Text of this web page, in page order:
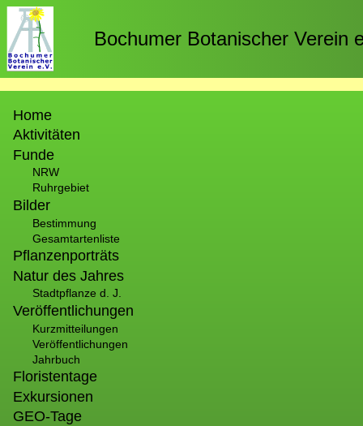
Direkt
zum
Inhalt
Bochumer Botanischer Verein
Home
Aktivitäten
Funde
NRW
Ruhrgebiet
Bilder
Bestimmung
Gesamtartenliste
Pflanzenporträts
Natur des Jahres
Stadtpflanze d. J.
Veröffentlichungen
Kurzmitteilungen
Veröffentlichungen
Jahrbuch
Floristentage
Exkursionen
GEO-Tage